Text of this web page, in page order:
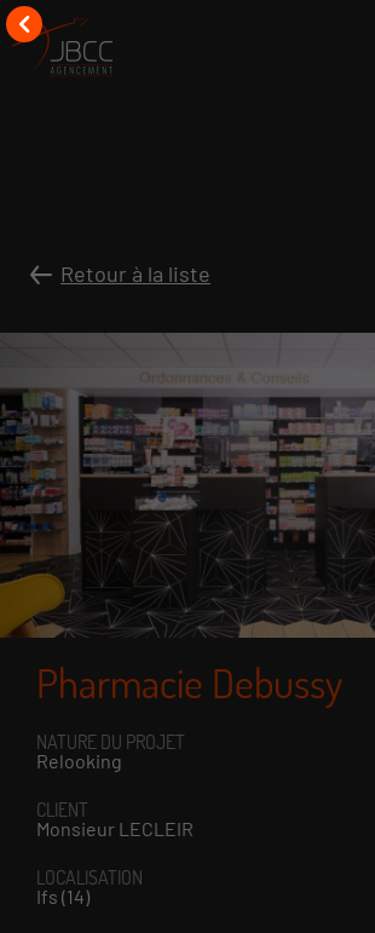
Retour à la liste
Pharmacie Debussy
NATURE DU PROJET
Relooking
CLIENT
Monsieur LECLEIR
LOCALISATION
Ifs (14)